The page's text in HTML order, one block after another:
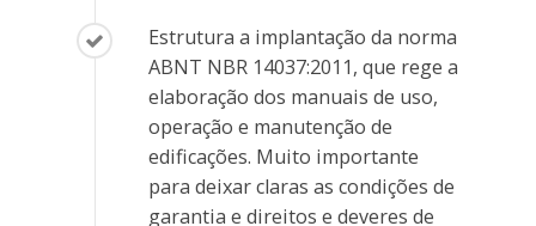
Estrutura a implantação da norma
ABNT NBR 14037:2011, que rege a
elaboração dos manuais de uso,
operação e manutenção de
edificações. Muito importante
para deixar claras as condições de
garantia e direitos e deveres de